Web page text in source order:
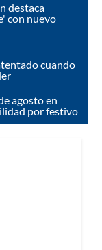
destaca
con nuevo
cuando
agosto en
por festivo